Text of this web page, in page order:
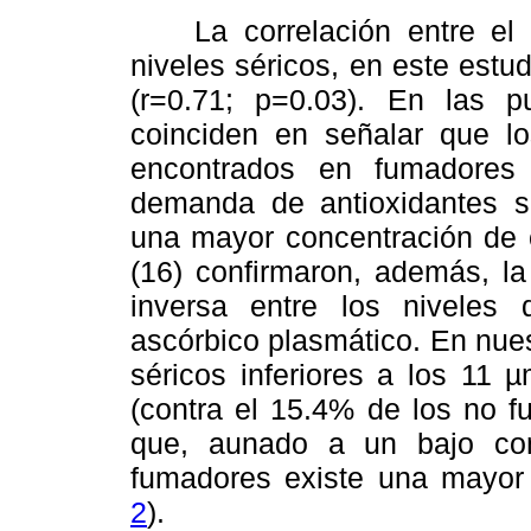
La correlación entre el
niveles séricos, en este
(r=0.71; p=0.03).
En las
coinciden en señalar que
encontrados en
demanda de antioxidantes
una mayor concentración
(16) confirmaron, además,
inversa entre los niveles
ascórbico plasmático. En
séricos inferiores a los 11
(contra el 15.4% de los no
que, aunado a un bajo
fumadores existe una
2).